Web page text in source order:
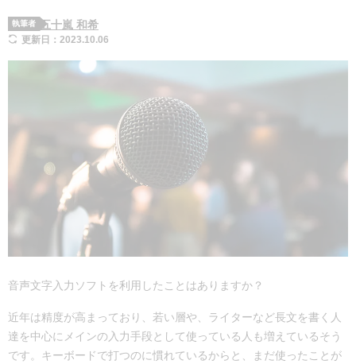
執筆者 五十嵐 和希
更新日：2023.10.06
音声文字入力ソフトを利用したことはありますか？
近年は精度が高まっており、若い層や、ライターなど長文を書く人
達を中心にメインの入力手段として使っている人も増えているそう
です。キーボードで打つのに慣れているからと、まだ使ったことが